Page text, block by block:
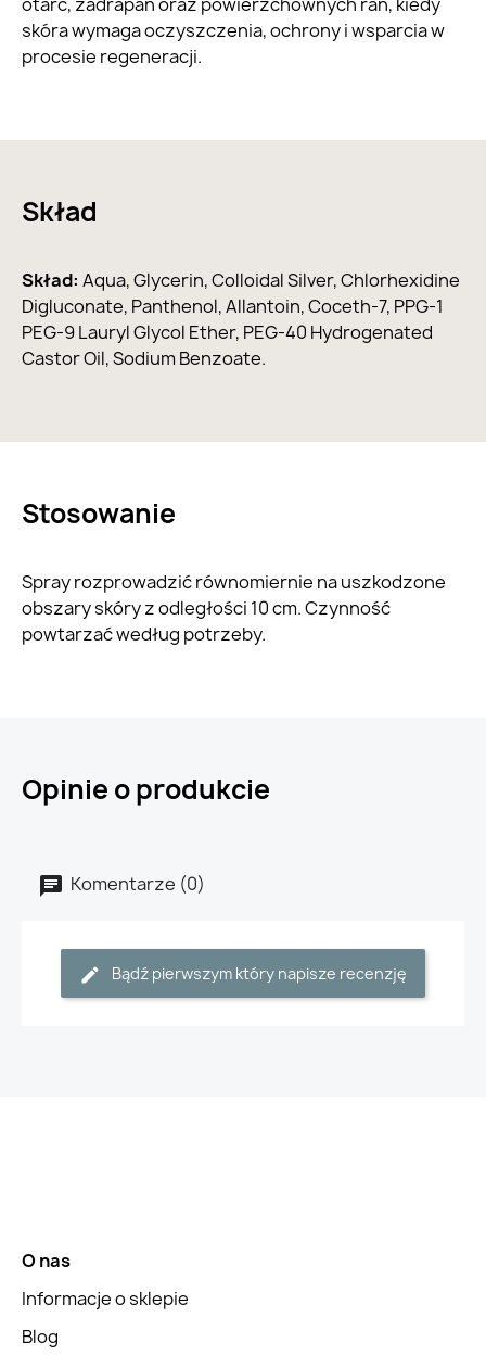
skóra wymaga oczyszczenia, ochrony i wsparcia w
procesie regeneracji.
Skład
Skład: Aqua, Glycerin, Colloidal Silver, Chlorhexidine
Digluconate, Panthenol, Allantoin, Coceth-7, PPG-1
PEG-9 Lauryl Glycol Ether, PEG-40 Hydrogenated
Castor Oil, Sodium Benzoate.
Stosowanie
Spray rozprowadzić równomiernie na uszkodzone
obszary skóry z odległości 10 cm. Czynność
powtarzać według potrzeby.
Opinie o produkcie
Komentarze (0)
Bądź pierwszym który napisze recenzję
O nas
Informacje o sklepie
Blog